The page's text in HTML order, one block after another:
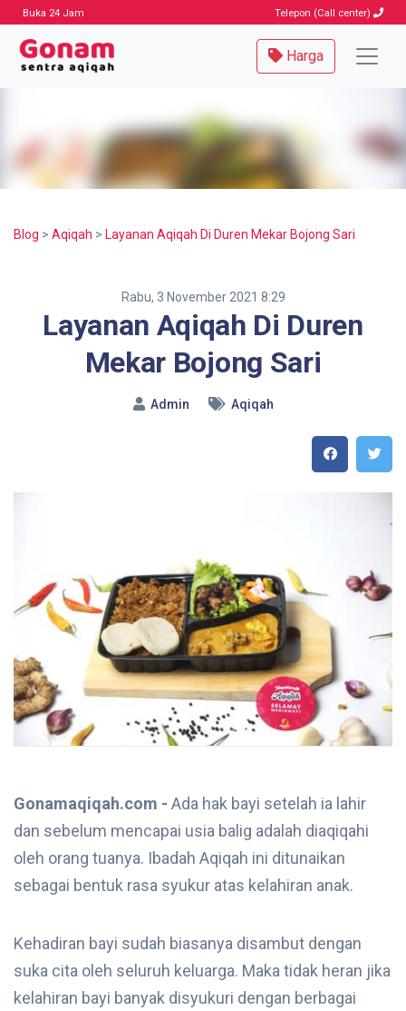
Buka 24 Jam Telepon (Call center)
Harga
Blog > Aqiqah > Layanan Aqiqah Di Duren Mekar Bojong Sari
Rabu, 3 November 2021 8:29
Layanan Aqiqah Di Duren
Mekar Bojong Sari
Admin Aqiqah
Gonamaqiqah.com - Ada hak bayi setelah ia lahir
dan sebelum mencapai usia balig adalah diaqiqahi
oleh orang tuanya. Ibadah Aqiqah ini ditunaikan
sebagai bentuk rasa syukur atas kelahiran anak.
Kehadiran bayi sudah biasanya disambut dengan
suka cita oleh seluruh keluarga. Maka tidak heran jika
kelahiran bayi banyak disyukuri dengan berbagai